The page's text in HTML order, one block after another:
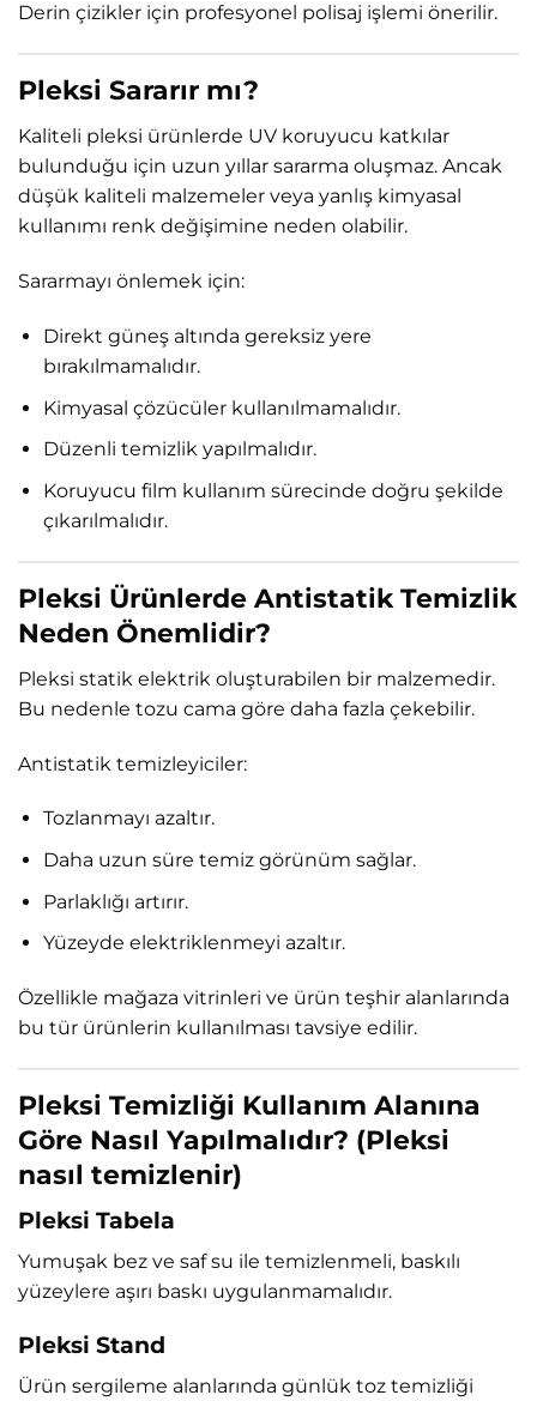
Derin çizikler için profesyonel polisaj işlemi önerilir.
Pleksi Sararır mı?
Kaliteli pleksi ürünlerde UV koruyucu katkılar
bulunduğu için uzun yıllar sararma oluşmaz. Ancak
düşük kaliteli malzemeler veya yanlış kimyasal
kullanımı renk değişimine neden olabilir.
Sararmayı önlemek için:
Direkt güneş altında gereksiz yere
bırakılmamalıdır.
Kimyasal çözücüler kullanılmamalıdır.
Düzenli temizlik yapılmalıdır.
Koruyucu film kullanım sürecinde doğru şekilde
çıkarılmalıdır.
Pleksi Ürünlerde Antistatik Temizlik
Neden Önemlidir?
Pleksi statik elektrik oluşturabilen bir malzemedir.
Bu nedenle tozu cama göre daha fazla çekebilir.
Antistatik temizleyiciler:
Tozlanmayı azaltır.
Daha uzun süre temiz görünüm sağlar.
Parlaklığı artırır.
Yüzeyde elektriklenmeyi azaltır.
Özellikle mağaza vitrinleri ve ürün teşhir alanlarında
bu tür ürünlerin kullanılması tavsiye edilir.
Pleksi Temizliği Kullanım Alanına
Göre Nasıl Yapılmalıdır? (Pleksi
nasıl temizlenir)
Pleksi Tabela
Yumuşak bez ve saf su ile temizlenmeli, baskılı
yüzeylere aşırı baskı uygulanmamalıdır.
Pleksi Stand
Ürün sergileme alanlarında günlük toz temizliği